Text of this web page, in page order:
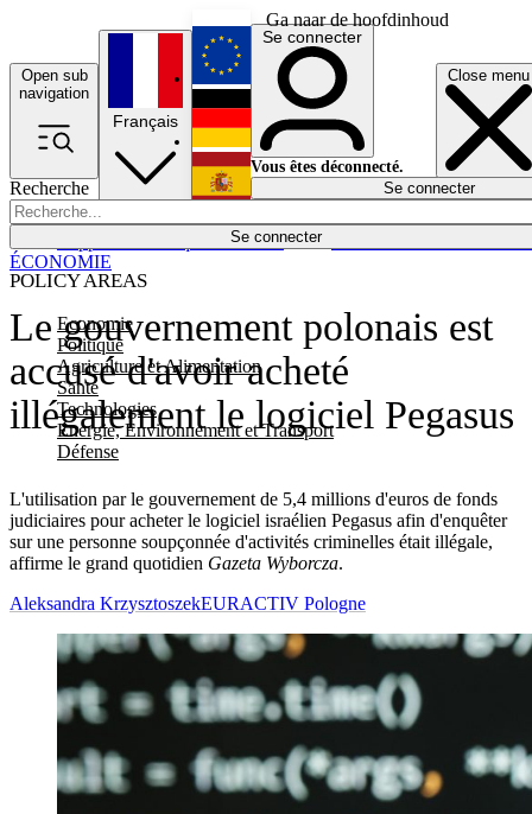
Ga naar de hoofdinhoud
Open sub
navigation
Close menu
Recherche
Se connecter
POLICY AREAS
Economie
Politique
Agriculture et Alimentation
Santé
Technologies
Energie, Environnement et Transport
Défense
Économie
Français
English
Deutsch
Español
Se connecter
Vous êtes déconnecté.
Se connecter
Le gouvernement polonais est
accusé d'avoir acheté
illégalement le logiciel Pegasus
L'utilisation par le gouvernement de 5,4 millions d'euros de fonds
judiciaires pour acheter le logiciel israélien Pegasus afin d'enquêter
sur une personne soupçonnée d'activités criminelles était illégale,
affirme le grand quotidien Gazeta Wyborcza.
ÉCONOMIE
Aleksandra KrzysztoszekEURACTIV Pologne